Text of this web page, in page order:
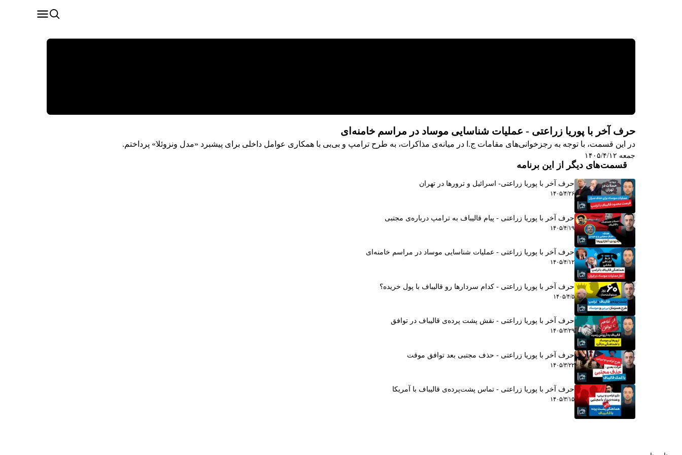
حرف آخر با پوریا زراعتی - عملیات شناسایی موساد در مراسم خامنه‌ای
در این قسمت، با توجه به رجزخوانی‌های مقامات ج.ا در میانه‌ی مذاکرات، به طرح ترامپ و بی‌بی با همکاری عوامل داخلی برای پیشبرد «مدل ونزوئلا» پرداختم.
جمعه ۱۴۰۵/۴/۱۲
قسمت‌های دیگر از این برنامه
حرف آخر با پوریا زراعتی- اسرائیل و ترورها در تهران
۱۴۰۵/۴/۲۶
حرف آخر با پوریا زراعتی - پیام قالیباف به ترامپ درباره‌ی مجتبی
۱۴۰۵/۴/۱۹
حرف آخر با پوریا زراعتی - عملیات شناسایی موساد در مراسم خامنه‌ای
۱۴۰۵/۴/۱۲
حرف آخر با پوریا زراعتی - کدام سردارها رو قالیباف با پول خریده؟
۱۴۰۵/۴/۵
حرف آخر با پوریا زراعتی - نقش پشت پرده‌ی قالیباف در توافق
۱۴۰۵/۳/۲۹
حرف آخر با پوریا زراعتی - حذف مجتبی بعد توافق موقت
۱۴۰۵/۳/۲۲
حرف آخر با پوریا زراعتی - تماس پشت‌پرده‌ی قالیباف با آمریکا
۱۴۰۵/۳/۱۵